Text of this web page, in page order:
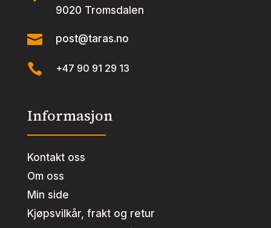
9020 Tromsdalen
 post@taras.no
 +47 90 91 29 13
Informasjon
Kontakt oss
Om oss
Min side
Kjøpsvilkår, frakt og retur